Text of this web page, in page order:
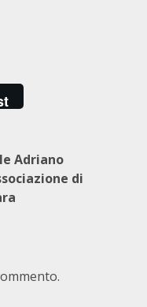
Adriano
di